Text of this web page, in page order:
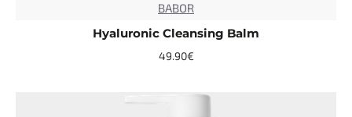
BABOR
Hyaluronic Cleansing Balm
49.90€